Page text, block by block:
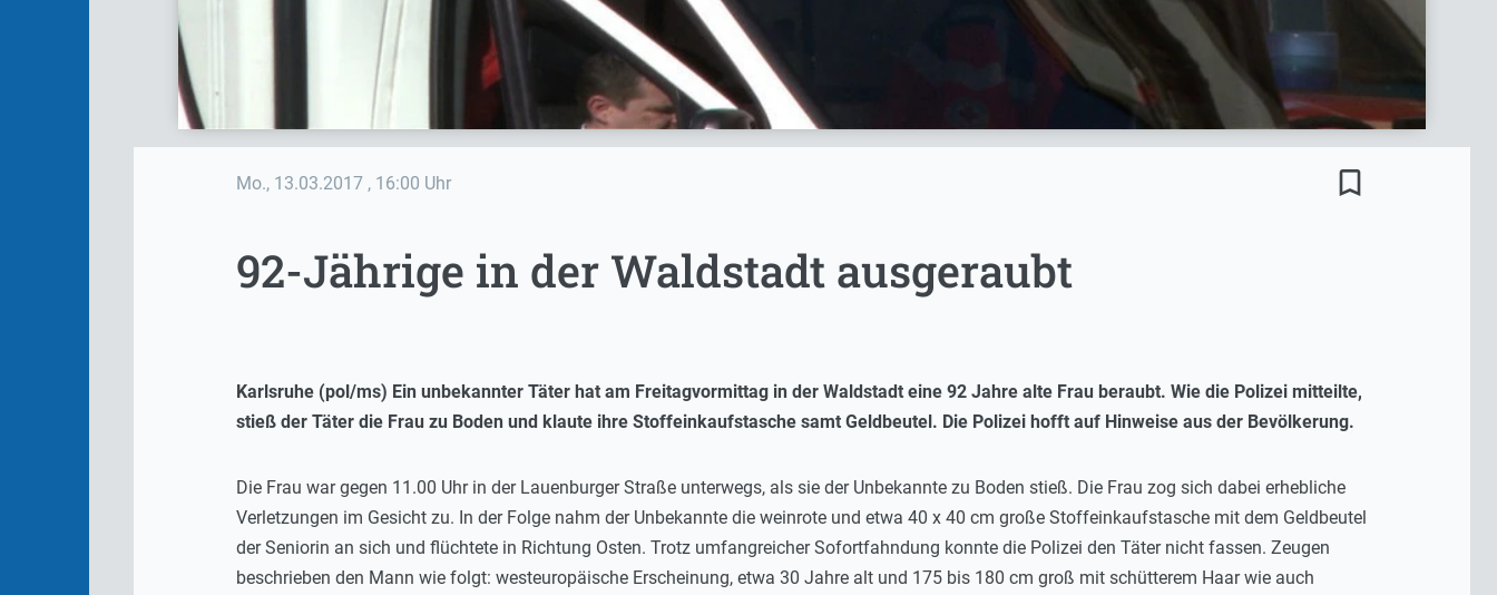
Mo., 13.03.2017 , 16:00 Uhr bookmark_border
92-Jährige in der Waldstadt ausgeraubt
Karlsruhe (pol/ms) Ein unbekannter Täter hat am Freitagvormittag in der Waldstadt eine 92 Jahre alte Frau beraubt. Wie die Polizei mitteilte,
stieß der Täter die Frau zu Boden und klaute ihre Stoffeinkaufstasche samt Geldbeutel. Die Polizei hofft auf Hinweise aus der Bevölkerung.
Die Frau war gegen 11.00 Uhr in der Lauenburger Straße unterwegs, als sie der Unbekannte zu Boden stieß. Die Frau zog sich dabei erhebliche
Verletzungen im Gesicht zu. In der Folge nahm der Unbekannte die weinrote und etwa 40 x 40 cm große Stoffeinkaufstasche mit dem Geldbeutel
der Seniorin an sich und flüchtete in Richtung Osten. Trotz umfangreicher Sofortfahndung konnte die Polizei den Täter nicht fassen. Zeugen
beschrieben den Mann wie folgt: westeuropäische Erscheinung, etwa 30 Jahre alt und 175 bis 180 cm groß mit schütterem Haar wie auch